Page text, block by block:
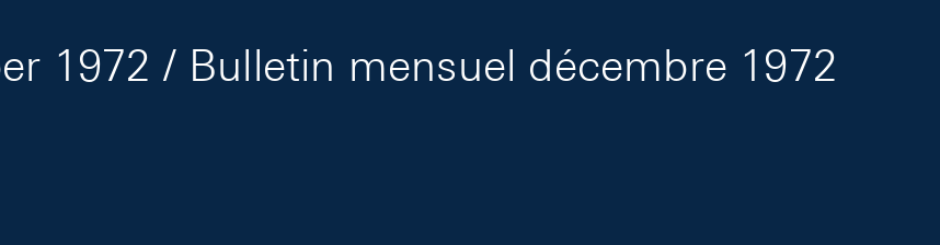
1972 / Bulletin mensuel décembre 1972